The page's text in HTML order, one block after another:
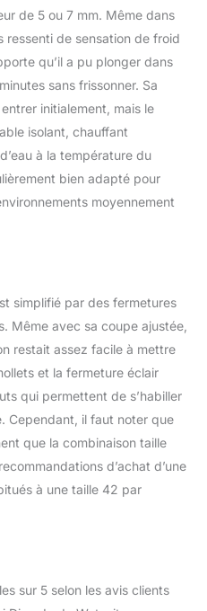
de 5 ou 7 mm. Même dans
ressenti de sensation de froid
qu’il a pu plonger dans
sans frissonner. Sa
initialement, mais le
isolant, chauffant
à la température du
bien adapté pour
moyennement
simplifié par des fermetures
Même avec sa coupe ajustée,
restait assez facile à mettre
et la fermeture éclair
qui permettent de s’habiller
Cependant, il faut noter que
que la combinaison taille
d’achat d’une
à une taille 42 par
sur 5 selon les avis clients